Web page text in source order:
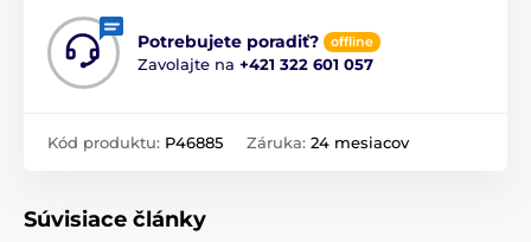
Potrebujete poradiť? offline
Zavolajte na +421 322 601 057
Kód produktu: P46885 Záruka: 24 mesiacov
Súvisiace články